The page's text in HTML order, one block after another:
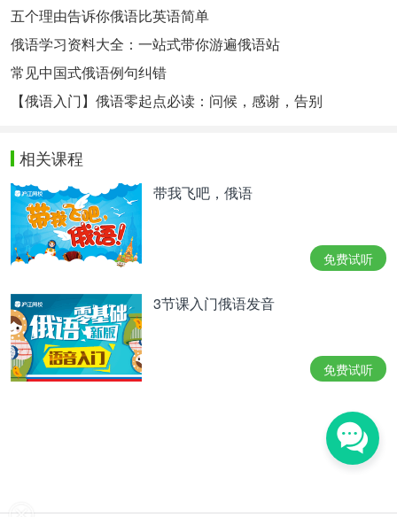
五个理由告诉你俄语比英语简单
俄语学习资料大全：一站式带你游遍俄语站
常见中国式俄语例句纠错
【俄语入门】俄语零起点必读：问候，感谢，告别
相关课程
带我飞吧，俄语
免费试听
3节课入门俄语发音
免费试听